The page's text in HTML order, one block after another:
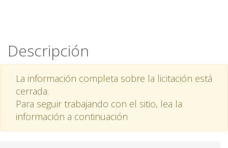
Descripción
La información completa sobre la licitación está
cerrada.
Para seguir trabajando con el sitio, lea la
información a continuación